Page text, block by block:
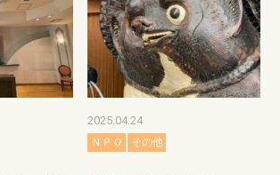
2025.04.24
ＮＰＯ その他